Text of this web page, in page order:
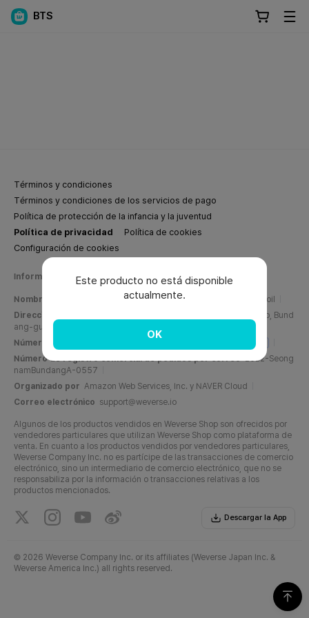
BTS
Términos y condiciones
Términos y condiciones de los servicios de pago
Política de protección de la infancia y la juventud
Política de privacidad
Política de cookies
Configuración de cookies
Información de negocios de Weverse Company
Nombre de la empresa Weverse Company Inc.
Yang Zooil
Dirección
C, 6F, PangyoTech-one Tower, 131, Bundangnaegok-ro, Bund
ang-gu, Seongnam-si, Gyeonggi-do, República de Corea
Número de registro comercial
Número de registro comercial de pedidos por correo 2022-Seong
namBundangA-0557
Organizado por Amazon Web Services, Inc. y NAVER Cloud
Correo electrónico support@weverse.io
Algunos de los productos vendidos en Weverse Shop son ofrecidos por
vendedores particulares que utilizan Weverse Shop como plataforma de
venta. En cuanto a los productos vendidos por vendedores particulares,
Weverse Company Inc. no es partícipe de las transacciones de comercio
electrónico, sino un intermediario de comercio electrónico, que no se
responsabiliza por la información o transacciones relativas a los
productos mencionados.
Descargar la App
© 2026 Weverse Company Inc. or its affiliates (Weverse Japan Inc. &
Weverse America Inc.) all rights reserved.
Este producto no está disponible
actualmente.
OK